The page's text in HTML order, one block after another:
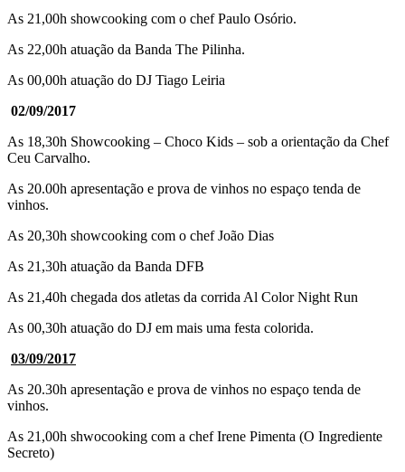
As 21,00h showcooking com o chef Paulo Osório.
As 22,00h atuação da Banda The Pilinha.
As 00,00h atuação do DJ Tiago Leiria
02/09/2017
As 18,30h Showcooking – Choco Kids – sob a orientação da Chef
Ceu Carvalho.
As 20.00h apresentação e prova de vinhos no espaço tenda de
vinhos.
As 20,30h showcooking com o chef João Dias
As 21,30h atuação da Banda DFB
As 21,40h chegada dos atletas da corrida Al Color Night Run
As 00,30h atuação do DJ em mais uma festa colorida.
03/09/2017
As 20.30h apresentação e prova de vinhos no espaço tenda de
vinhos.
As 21,00h shwocooking com a chef Irene Pimenta (O Ingrediente
Secreto)